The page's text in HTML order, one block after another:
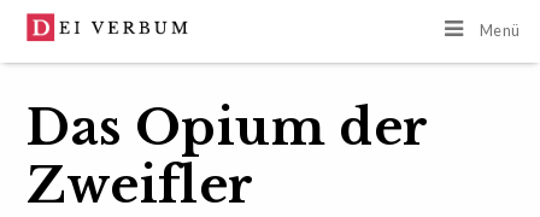
Menü
Das Opium der
Zweifler